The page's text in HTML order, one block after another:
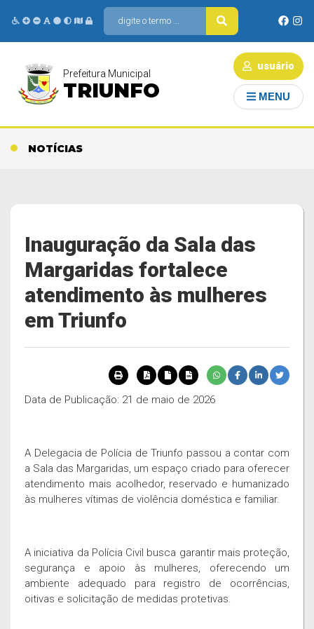
usuário
Prefeitura Municipal
TRIUNFO MENU
NOTÍCIAS
Inauguração da Sala das
Margaridas fortalece
atendimento às mulheres
em Triunfo
Data de Publicação: 21 de maio de 2026
A Delegacia de Polícia de Triunfo passou a contar com
a Sala das Margaridas, um espaço criado para oferecer
atendimento mais acolhedor, reservado e humanizado
às mulheres vítimas de violência doméstica e familiar.
A iniciativa da Polícia Civil busca garantir mais proteção,
segurança e apoio às mulheres, oferecendo um
ambiente adequado para registro de ocorrências,
oitivas e solicitação de medidas protetivas.